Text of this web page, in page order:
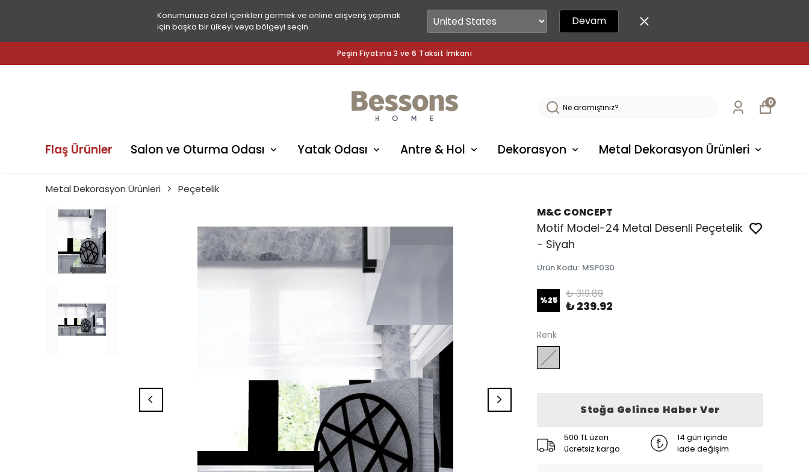
Konumunuza özel içerikleri görmek ve online alışveriş yapmak
için başka bir ülkeyi veya bölgeyi seçin.
Devam
Peşin Fiyatına 3 ve 6 Taksit İmkanı
Flaş Ürünler Salon ve Oturma Odası Yatak Odası Antre & Hol Dekorasyon Metal Dekorasyon Ürünleri
0
Metal Dekorasyon Ürünleri Peçetelik
M&C CONCEPT
Motif Model-24 Metal Desenli Peçetelik
- Siyah
Ürün Kodu: MSP030
%25 ₺ 319.89
₺ 239.92
Renk
Stoğa Gelince Haber Ver
500 TL üzeri
ücretsiz kargo
14 gün içinde
iade değişim